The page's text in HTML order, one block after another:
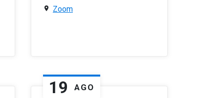
Zoom
19 AGO